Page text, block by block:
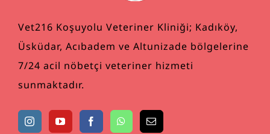
Vet216 Koşuyolu Veteriner Kliniği; Kadıköy,
Üsküdar, Acıbadem ve Altunizade bölgelerine
7/24 acil nöbetçi veteriner hizmeti
sunmaktadır.